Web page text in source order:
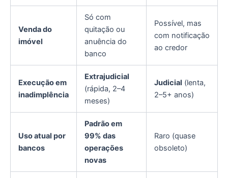
Venda do
imóvel
Só com
quitação ou
anuência do
banco
Possível, mas
com notificação
ao credor
Execução em
inadimplência
Extrajudicial
(rápida, 2–4
meses)
Judicial (lenta,
2–5+ anos)
Uso atual por
bancos
Padrão em
99% das
operações
novas
Raro (quase
obsoleto)